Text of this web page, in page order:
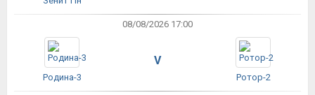
08/08/2026 17:00
Родина-3
V
Ротор-2